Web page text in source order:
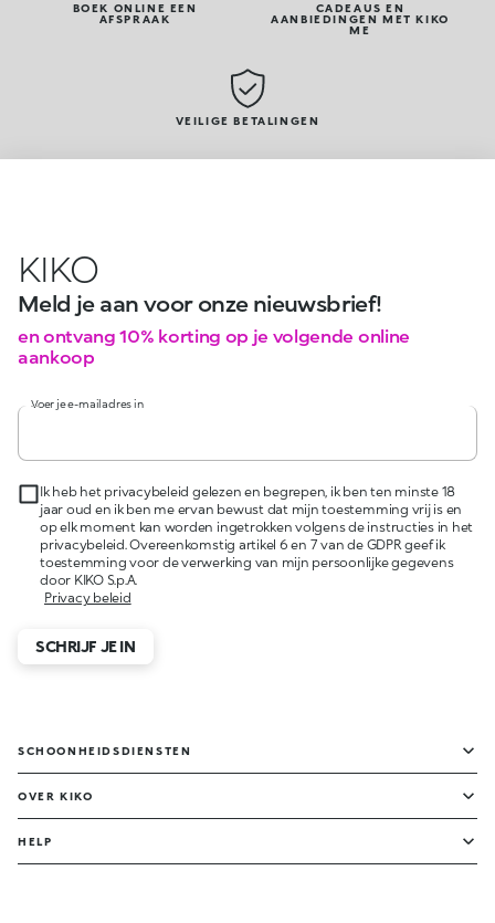
BOEK ONLINE EEN
AFSPRAAK
CADEAUS EN
AANBIEDINGEN MET KIKO
ME
VEILIGE BETALINGEN
KIKO
Meld je aan voor onze nieuwsbrief!
en ontvang 10% korting op je volgende online
aankoop
Voer je e-mailadres in
Ik heb het privacybeleid gelezen en begrepen, ik ben ten minste 18
jaar oud en ik ben me ervan bewust dat mijn toestemming vrij is en
op elk moment kan worden ingetrokken volgens de instructies in het
privacybeleid. Overeenkomstig artikel 6 en 7 van de GDPR geef ik
toestemming voor de verwerking van mijn persoonlijke gegevens
door KIKO S.p.A.
Privacy beleid
SCHRIJF JE IN
SCHOONHEIDSDIENSTEN
OVER KIKO
HELP